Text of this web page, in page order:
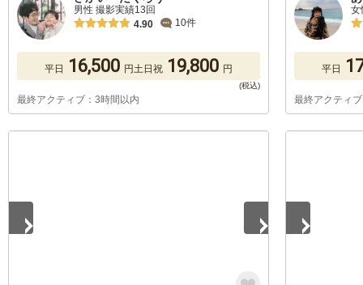
男性 撮影実績13回
4.90
10件
平日 16,500 円土日祝 19,800 円
最終アクティブ：3時間以内
女
平日
最終アクティ